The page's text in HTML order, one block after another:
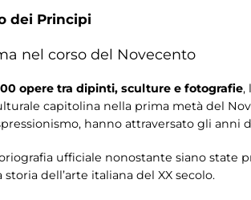
dei Principi
nel corso del Novecento
opere tra dipinti, sculture e fotografie,
capitolina nella prima metà del
hanno attraversato gli anni
ufficiale nonostante siano state
dell’arte italiana del XX secolo.